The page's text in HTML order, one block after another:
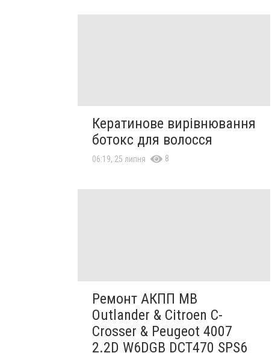
Кератинове вирівнювання
ботокс для волосся
06:19, 25 липня 8
Ремонт АКПП MB
Outlander & Citroen C-
Crosser & Peugeot 4007
2.2D W6DGB DCT470 SPS6